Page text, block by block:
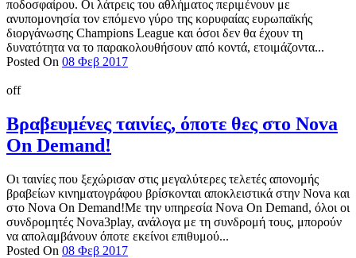
ποδοσφαίρου. Οι λάτρεις του αθλήματος περιμένουν με
ανυπομονησία τον επόμενο γύρο της κορυφαίας ευρωπαϊκής
διοργάνωσης Champions League και όσοι δεν θα έχουν τη
δυνατότητα να το παρακολουθήσουν από κοντά, ετοιμάζοντα...
Posted On 08 Φεβ 2017
off
Βραβευμένες ταινίες, όποτε θες στο Nova
On Demand!
Οι ταινίες που ξεχώρισαν στις μεγαλύτερες τελετές απονομής
βραβείων κινηματογράφου βρίσκονται αποκλειστικά στην Nova και
στο Nova On Demand!Με την υπηρεσία Nova On Demand, όλοι οι
συνδρομητές Nova3play, ανάλογα με τη συνδρομή τους, μπορούν
να απολαμβάνουν όποτε εκείνοι επιθυμού...
Posted On 08 Φεβ 2017